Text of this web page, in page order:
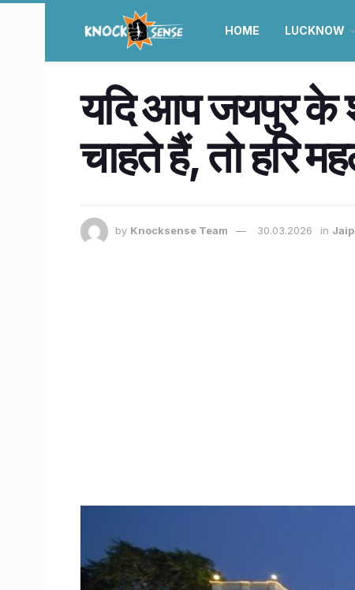
HOME LUCKNOW
यदि आप जयपुर के
चाहते हैं, तो हरि
by Knocksense Team 30.03.2026 in